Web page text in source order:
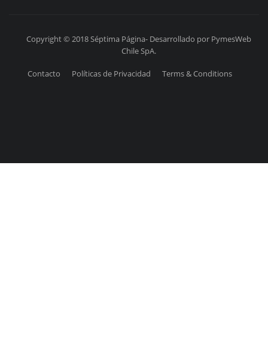
Copyright © 2018 Séptima Página- Desarrollado por PymesWeb
Chile SpA.
Contacto Políticas de Privacidad Terms & Conditions